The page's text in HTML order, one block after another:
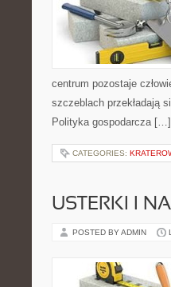
centrum pozostaje
szczeblach przekładają
Polityka gospodarcza […]
CATEGORIES:
USTERKI I
POSTED BY ADMIN